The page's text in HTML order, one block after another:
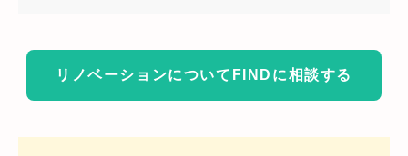
リノベーションについてFINDに相談する